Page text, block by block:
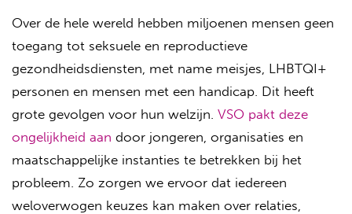
Over de hele wereld hebben miljoenen mensen geen
toegang tot seksuele en reproductieve
gezondheidsdiensten, met name meisjes, LHBTQI+
personen en mensen met een handicap. Dit heeft
grote gevolgen voor hun welzijn. VSO pakt deze
ongelijkheid aan door jongeren, organisaties en
maatschappelijke instanties te betrekken bij het
probleem. Zo zorgen we ervoor dat iedereen
weloverwogen keuzes kan maken over relaties,